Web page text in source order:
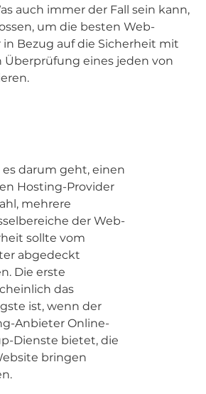
auch immer der Fall sein kann,
um die besten Web-
Bezug auf die Sicherheit mit
eines jeden von
darum geht, einen
Hosting-Provider
mehrere
der Web-
sollte vom
abgedeckt
Die erste
das
ist, wenn der
Anbieter Online-
Dienste bietet, die
bringen